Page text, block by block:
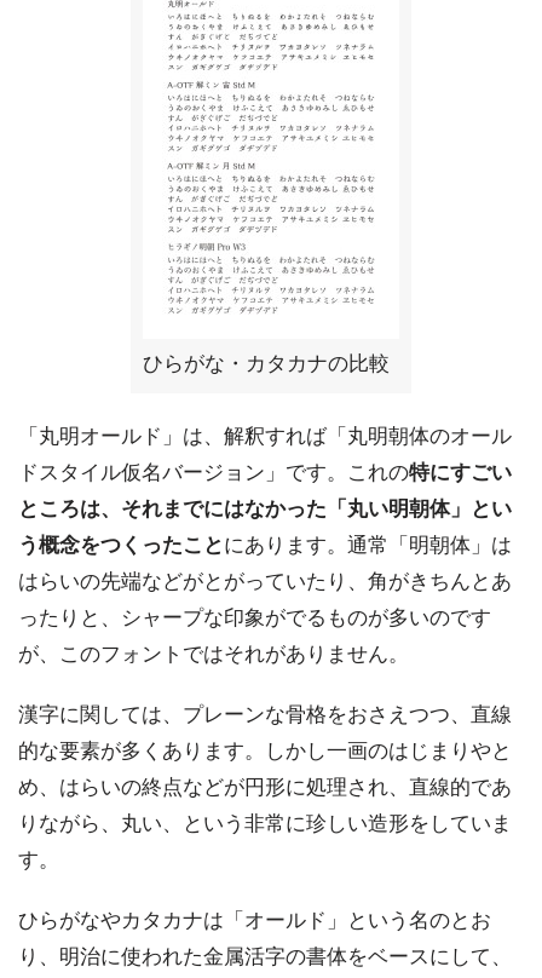
ひらがな・カタカナの比較
「丸明オールド」は、解釈すれば「丸明朝体のオール
ドスタイル仮名バージョン」です。これの特にすごい
ところは、それまでにはなかった「丸い明朝体」とい
う概念をつくったこと にあります。通常「明朝体」は
はらいの先端などがとがっていたり、角がきちんとあ
ったりと、シャープな印象がでるものが多いのです
が、このフォントではそれがありません。
漢字に関しては、プレーンな骨格をおさえつつ、直線
的な要素が多くあります。しかし一画のはじまりやと
め、はらいの終点などが円形に処理され、直線的であ
りながら、丸い、という非常に珍しい造形をしていま
す。
ひらがなやカタカナは「オールド」という名のとお
り、明治に使われた金属活字の書体をベースにして、